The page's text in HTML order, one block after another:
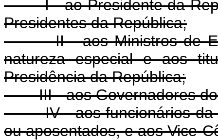
I - ao Presidente da
Presidentes da República;
II - aos Ministros de
natureza especial e aos
Presidência da República;
III - aos Governadores dos
IV - aos funcionários da
ou aposentados, e aos Vice-